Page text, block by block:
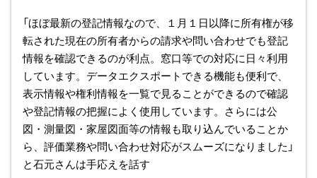
「ほぼ最新の登記情報なので、１月１日以降に所有権が移
転された現在の所有者からの請求や問い合わせでも登記
情報を確認できるのが利点。窓口等での対応に日々利用
しています。データエクスポートできる機能も便利で、
表示情報や権利情報を一覧で見ることができるので確認
や登記情報の把握によく使用しています。さらには公
図・測量図・家屋図面等の情報も取り込んでいることか
ら、評価業務や問い合わせ対応がスムーズになりました」
と石元さんは手応えを話す